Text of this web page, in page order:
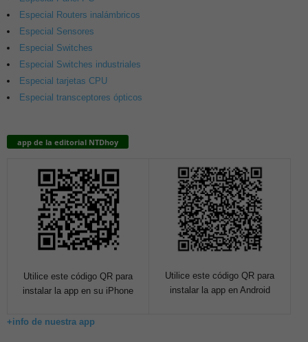
Especial Routers inalámbricos
Especial Sensores
Especial Switches
Especial Switches industriales
Especial tarjetas CPU
Especial transceptores ópticos
app de la editorial NTDhoy
Utilice este código QR para
instalar la app en su iPhone
Utilice este código QR para
instalar la app en Android
+info de nuestra app